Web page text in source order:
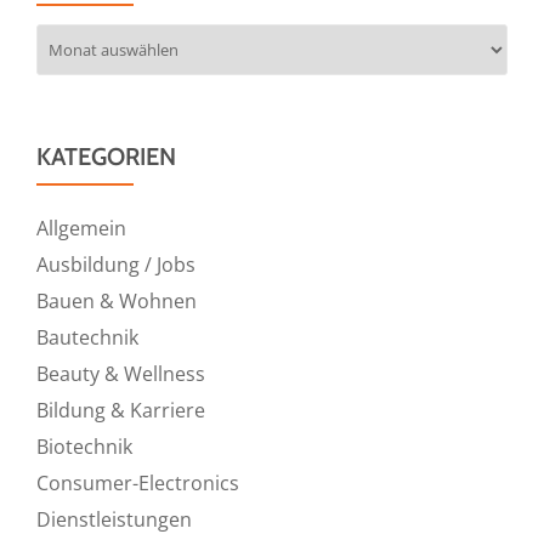
KATEGORIEN
Allgemein
Ausbildung / Jobs
Bauen & Wohnen
Bautechnik
Beauty & Wellness
Bildung & Karriere
Biotechnik
Consumer-Electronics
Dienstleistungen